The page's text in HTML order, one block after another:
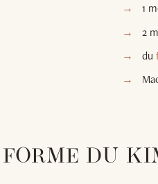
1
2
du
DU